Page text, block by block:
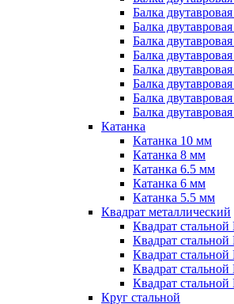
Балка
Балка
Балка
Балка
Балка
Балка
Балка
Балка
Катанка
Катанка 10 мм
Катанка 8 мм
Катанка 6.5 мм
Катанка 6 мм
Катанка 5.5 мм
Квадрат металлический
Квадрат
Квадрат
Квадрат
Квадрат
Квадрат
Круг стальной